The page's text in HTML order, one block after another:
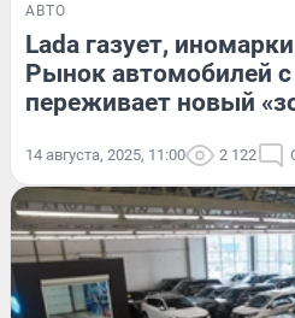
АВТО
Lada газует,
Рынок автомобилей
переживает новый
14 августа, 2025, 11:00 2 122